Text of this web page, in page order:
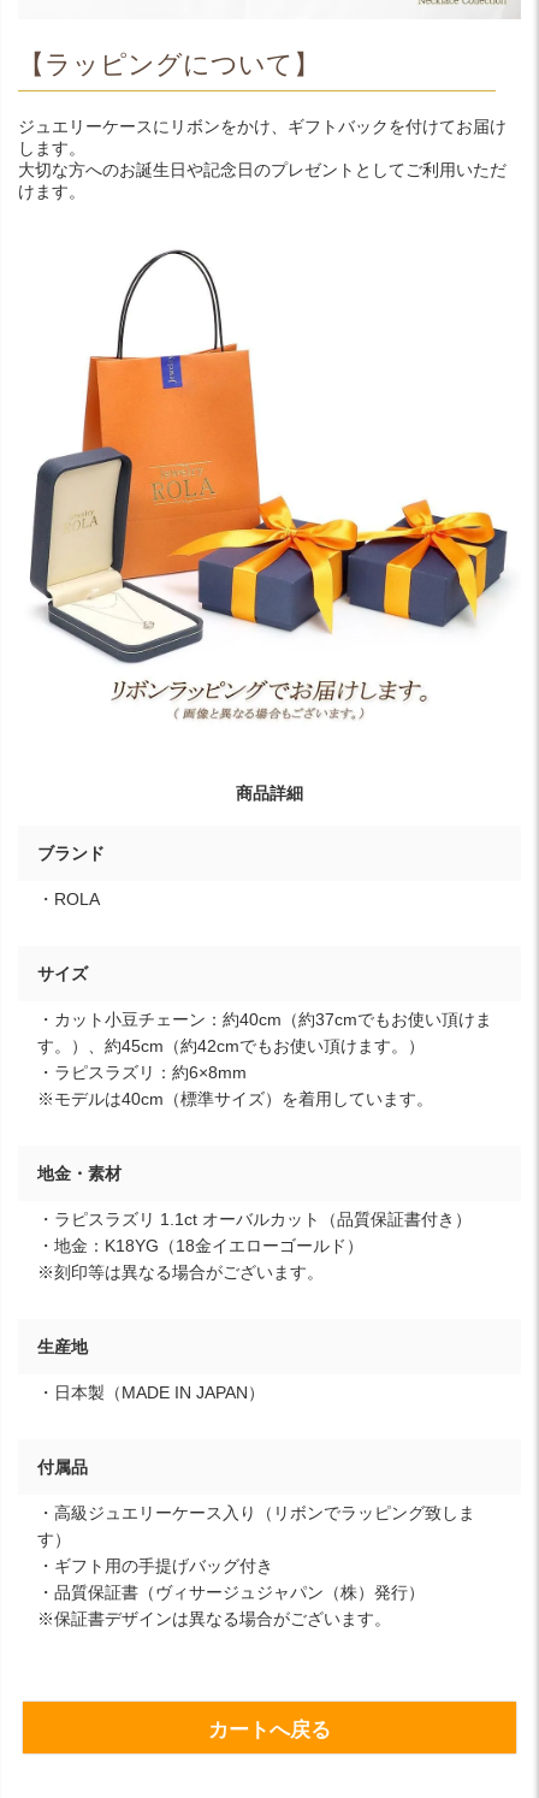
【ラッピングについて】
ジュエリーケースにリボンをかけ、ギフトバックを付けてお届け
します。
大切な方へのお誕生日や記念日のプレゼントとしてご利用いただ
けます。
商品詳細
ブランド
・ROLA
サイズ
・カット小豆チェーン：約40cm（約37cmでもお使い頂けま
す。）、約45cm（約42cmでもお使い頂けます。）
・ラピスラズリ：約6×8mm
※モデルは40cm（標準サイズ）を着用しています。
地金・素材
・ラピスラズリ 1.1ct オーバルカット（品質保証書付き）
・地金：K18YG（18金イエローゴールド）
※刻印等は異なる場合がございます。
生産地
・日本製（MADE IN JAPAN）
付属品
・高級ジュエリーケース入り（リボンでラッピング致しま
す）
・ギフト用の手提げバッグ付き
・品質保証書（ヴィサージュジャパン（株）発行）
※保証書デザインは異なる場合がございます。
カートへ戻る